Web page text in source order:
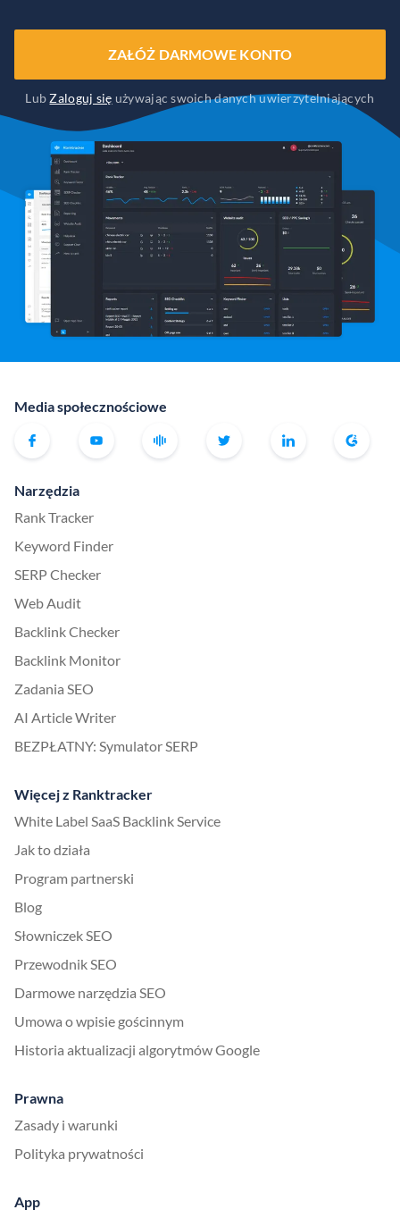
ZAŁÓŻ DARMOWE KONTO
LubZaloguj się używając swoich danych uwierzytelniających
Media społecznościowe
Narzędzia
Rank Tracker
Keyword Finder
SERP Checker
Web Audit
Backlink Checker
Backlink Monitor
Zadania SEO
AI Article Writer
BEZPŁATNY: Symulator SERP
Więcej z Ranktracker
White Label SaaS Backlink Service
Jak to działa
Program partnerski
Blog
Słowniczek SEO
Przewodnik SEO
Darmowe narzędzia SEO
Umowa o wpisie gościnnym
Historia aktualizacji algorytmów Google
Prawna
Zasady i warunki
Polityka prywatności
App